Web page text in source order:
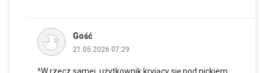
Gość
21.05.2026 07:29